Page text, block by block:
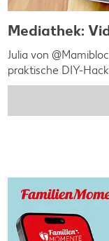
Mediathek:
Julia von
praktische DIY-